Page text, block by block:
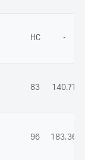
НС -
83 140.71
96 183.36